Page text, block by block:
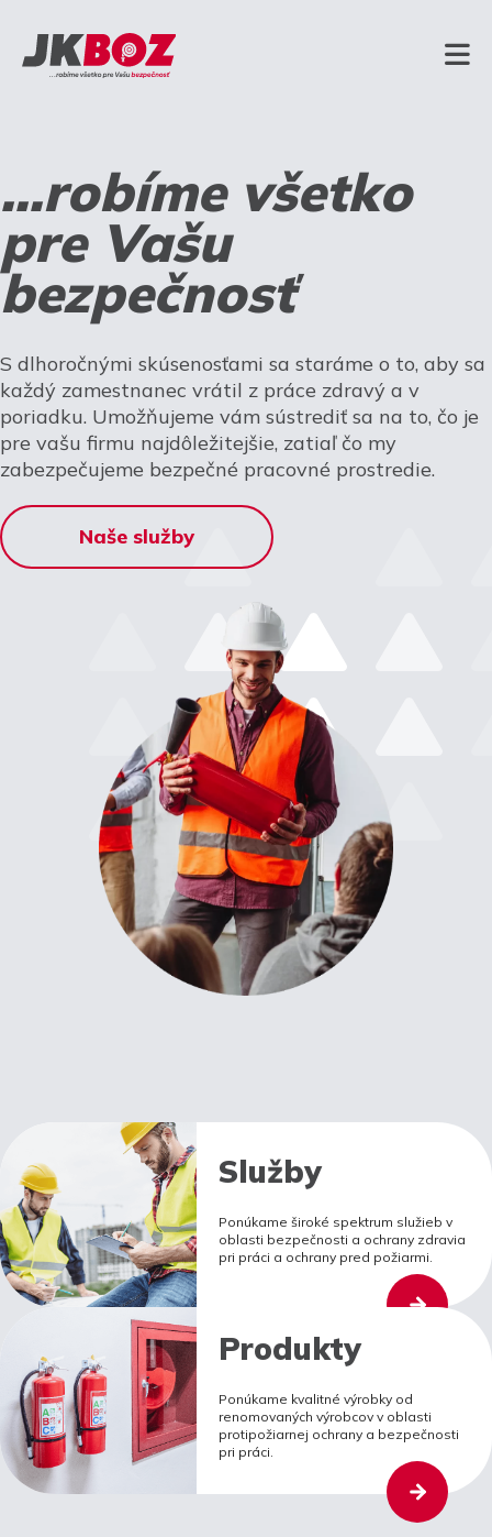
...robíme všetko
pre Vašu
bezpečnosť
S dlhoročnými skúsenosťami sa staráme o to, aby sa
každý zamestnanec vrátil z práce zdravý a v
poriadku. Umožňujeme vám sústrediť sa na to, čo je
pre vašu firmu najdôležitejšie, zatiaľ čo my
zabezpečujeme bezpečné pracovné prostredie.
Naše služby
Služby
Ponúkame široké spektrum služieb v
oblasti bezpečnosti a ochrany zdravia
pri práci a ochrany pred požiarmi.
Produkty
Ponúkame kvalitné výrobky od
renomovaných výrobcov v oblasti
protipožiarnej ochrany a bezpečnosti
pri práci.